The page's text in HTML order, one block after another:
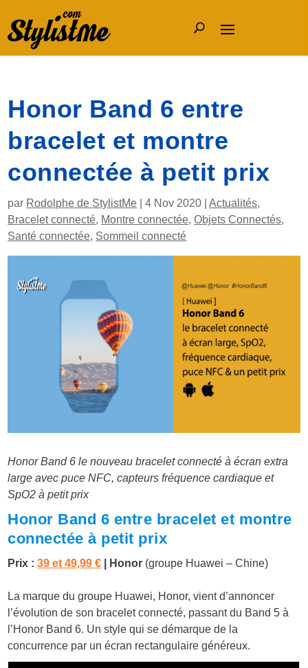
Honor Band 6 entre
bracelet et montre
connectée à petit prix
par Rodolphe de StylistMe |4 Nov 2020 |Actualités,
Bracelet connecté, Montre connectée,Objets Connectés,
Santé connectée, Sommeil connecté
Honor Band 6 le nouveau bracelet connecté à écran extra
large avec puce NFC, capteurs fréquence cardiaque et
SpO2 à petit prix
Honor Band 6 entre bracelet et montre
connectée à petit prix
Prix :39 et 49,99 € | Honor (groupe Huawei – Chine)
La marque du groupe Huawei, Honor, vient d’annoncer
l’évolution de son bracelet connecté, passant du Band 5 à
l’Honor Band 6. Un style qui se démarque de la
concurrence par un écran rectangulaire généreux.